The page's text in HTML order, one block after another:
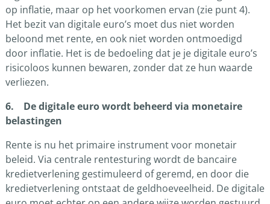
op inflatie, maar op het voorkomen ervan (zie punt 4).
Het bezit van digitale euro’s moet dus niet worden
beloond met rente, en ook niet worden ontmoedigd
door inflatie. Het is de bedoeling dat je je digitale euro’s
risicoloos kunnen bewaren, zonder dat ze hun waarde
verliezen.
6. De digitale euro wordt beheerd via monetaire
belastingen
Rente is nu het primaire instrument voor monetair
beleid. Via centrale rentesturing wordt de bancaire
kredietverlening gestimuleerd of geremd, en door die
kredietverlening ontstaat de geldhoeveelheid. De digitale